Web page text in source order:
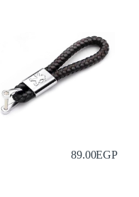
89.00EGP